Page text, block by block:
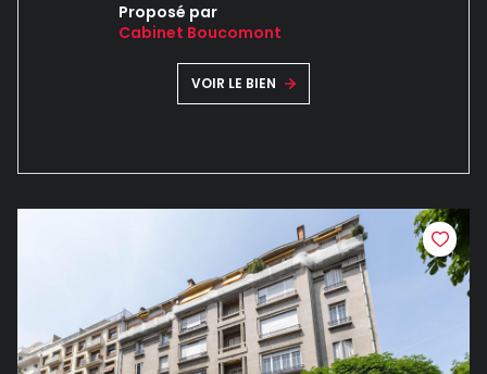
Proposé par
Cabinet Boucomont
VOIR LE BIEN